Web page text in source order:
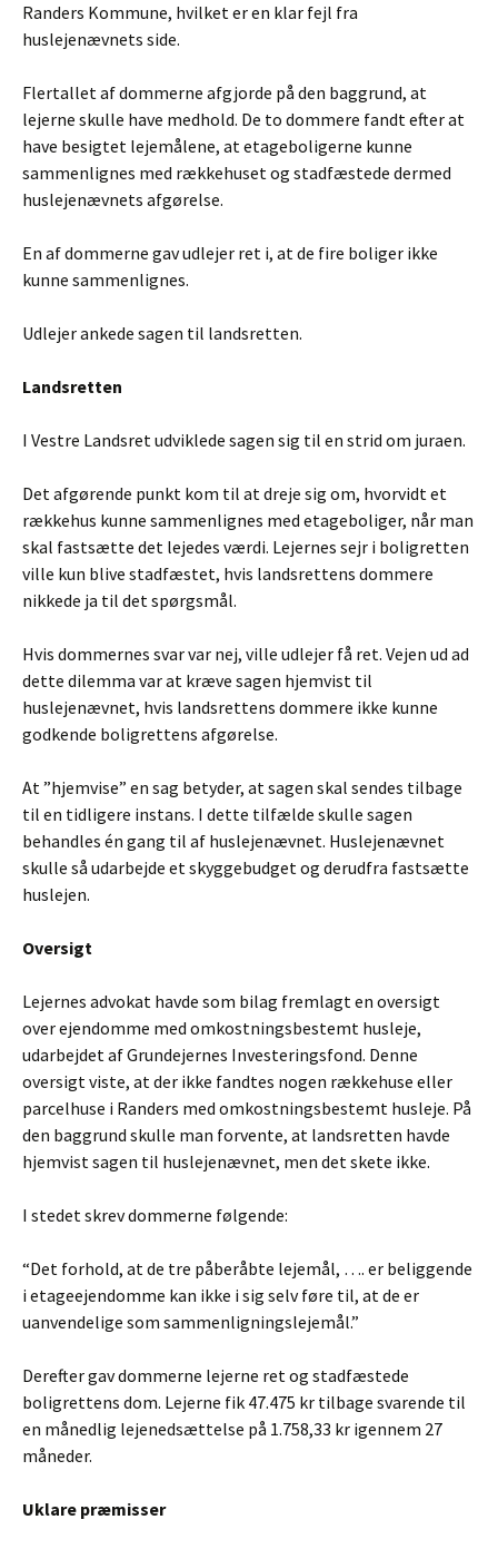
Randers Kommune, hvilket er en klar fejl fra
huslejenævnets side.
Flertallet af dommerne afgjorde på den baggrund, at
lejerne skulle have medhold. De to dommere fandt efter at
have besigtet lejemålene, at etageboligerne kunne
sammenlignes med rækkehuset og stadfæstede dermed
huslejenævnets afgørelse.
En af dommerne gav udlejer ret i, at de fire boliger ikke
kunne sammenlignes.
Udlejer ankede sagen til landsretten.
Landsretten
I Vestre Landsret udviklede sagen sig til en strid om juraen.
Det afgørende punkt kom til at dreje sig om, hvorvidt et
rækkehus kunne sammenlignes med etageboliger, når man
skal fastsætte det lejedes værdi. Lejernes sejr i boligretten
ville kun blive stadfæstet, hvis landsrettens dommere
nikkede ja til det spørgsmål.
Hvis dommernes svar var nej, ville udlejer få ret. Vejen ud ad
dette dilemma var at kræve sagen hjemvist til
huslejenævnet, hvis landsrettens dommere ikke kunne
godkende boligrettens afgørelse.
At ”hjemvise” en sag betyder, at sagen skal sendes tilbage
til en tidligere instans. I dette tilfælde skulle sagen
behandles én gang til af huslejenævnet. Huslejenævnet
skulle så udarbejde et skyggebudget og derudfra fastsætte
huslejen.
Oversigt
Lejernes advokat havde som bilag fremlagt en oversigt
over ejendomme med omkostningsbestemt husleje,
udarbejdet af Grundejernes Investeringsfond. Denne
oversigt viste, at der ikke fandtes nogen rækkehuse eller
parcelhuse i Randers med omkostningsbestemt husleje. På
den baggrund skulle man forvente, at landsretten havde
hjemvist sagen til huslejenævnet, men det skete ikke.
I stedet skrev dommerne følgende:
“Det forhold, at de tre påberåbte lejemål, …. er beliggende
i etageejendomme kan ikke i sig selv føre til, at de er
uanvendelige som sammenligningslejemål.”
Derefter gav dommerne lejerne ret og stadfæstede
boligrettens dom. Lejerne fik 47.475 kr tilbage svarende til
en månedlig lejenedsættelse på 1.758,33 kr igennem 27
måneder.
Uklare præmisser